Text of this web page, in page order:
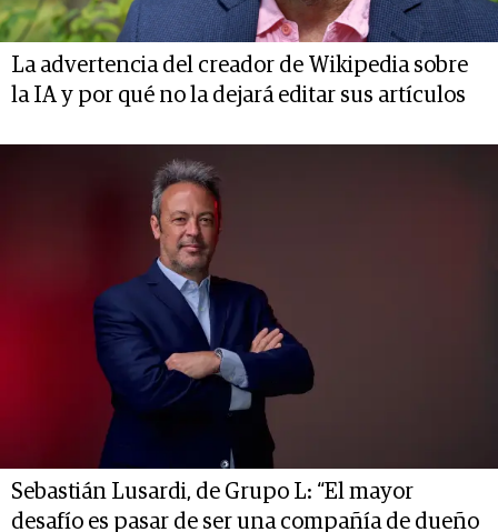
La advertencia del creador de Wikipedia sobre
la IA y por qué no la dejará editar sus artículos
Sebastián Lusardi, de Grupo L: “El mayor
desafío es pasar de ser una compañía de dueño